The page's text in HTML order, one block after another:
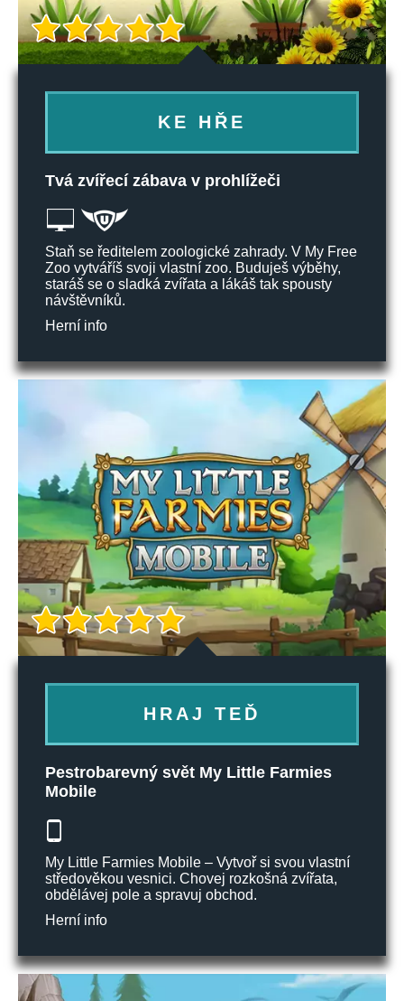
KE HŘE
Tvá zvířecí zábava v prohlížeči
Staň se ředitelem zoologické zahrady. V My Free
Zoo vytváříš svoji vlastní zoo. Buduješ výběhy,
staráš se o sladká zvířata a lákáš tak spousty
návštěvníků.
Herní info
HRAJ TEĎ
Pestrobarevný svět My Little Farmies
Mobile
My Little Farmies Mobile – Vytvoř si svou vlastní
středověkou vesnici. Chovej rozkošná zvířata,
obdělávej pole a spravuj obchod.
Herní info